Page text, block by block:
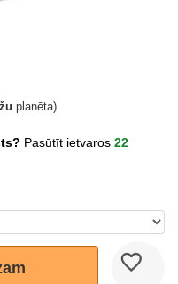
planēta)
Pasūtīt ietvaros 22